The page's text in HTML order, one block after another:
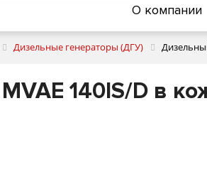
О компании
Дизельные генераторы (ДГУ)
140IS/D в